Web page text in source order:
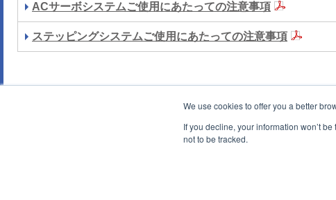
We use cookies to offer you a better
If you decline, your information won’t
not to be tracked.
ACサーボシステムご使用にあたっての注意事項
ステッピングシステムご使用にあたっての注意事項